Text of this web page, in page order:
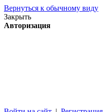
Вернуться к обычному виду
Закрыть
Авторизация